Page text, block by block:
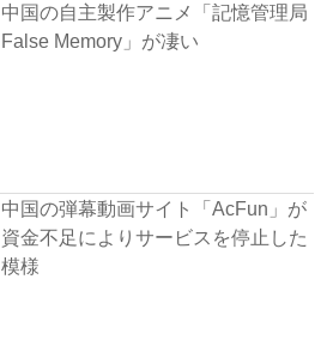
中国の自主製作アニメ「記憶管理局
False Memory」が凄い
中国の弾幕動画サイト「AcFun」が
資金不足によりサービスを停止した
模様